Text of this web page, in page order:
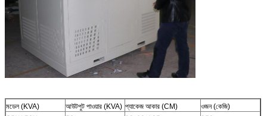
মডেল (KVA) আউটপুট পাওয়ার (KVA) প্যাকেজ আকার (CM)
ওজন (কেজি)